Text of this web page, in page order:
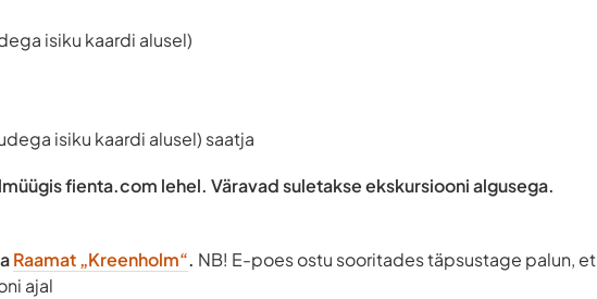
isiku kaardi alusel)
isiku kaardi alusel) saatja
fienta.com lehel. Väravad suletakse ekskursiooni algusega.
Raamat „Kreenholm“. NB! E-poes ostu sooritades täpsustage palun, et
ajal